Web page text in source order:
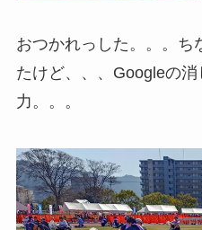
おつかれっした。。。ち
たけど、、、Googleの
力。。。